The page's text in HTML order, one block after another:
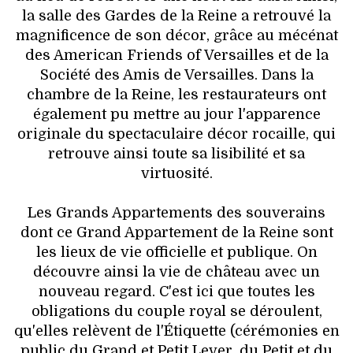
la salle des Gardes de la Reine a retrouvé la
magnificence de son décor, grâce au mécénat
des American Friends of Versailles et de la
Société des Amis de Versailles. Dans la
chambre de la Reine, les restaurateurs ont
également pu mettre au jour l'apparence
originale du spectaculaire décor rocaille, qui
retrouve ainsi toute sa lisibilité et sa
virtuosité.
Les Grands Appartements des souverains
dont ce Grand Appartement de la Reine sont
les lieux de vie officielle et publique. On
découvre ainsi la vie de château avec un
nouveau regard. C'est ici que toutes les
obligations du couple royal se déroulent,
qu'elles relèvent de l'Étiquette (cérémonies en